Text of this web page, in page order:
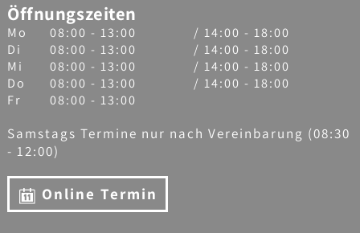
Öffnungszeiten
Mo 08:00 - 13:00
/ 14:00 - 18:00
Di
08:00 - 13:00
/ 14:00 - 18:00
Mi
08:00 - 13:00
/ 14:00 - 18:00
Do
08:00 - 13:00
/ 14:00 - 18:00
Fr
08:00 - 13:00
Samstags Termine nur nach Vereinbarung (08:30
- 12:00)
Online Termin